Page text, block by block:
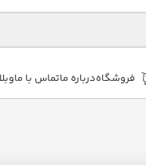
فروشگاهدرباره ماتماس با ما